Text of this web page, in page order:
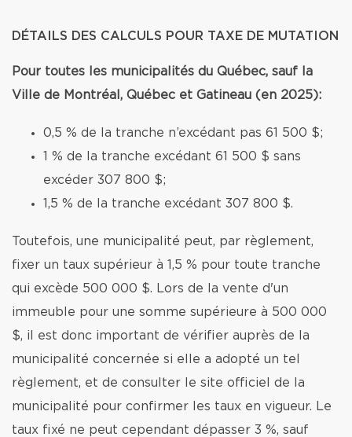
DÉTAILS DES CALCULS POUR TAXE DE MUTATION
Pour toutes les municipalités du Québec, sauf la
Ville de Montréal, Québec et Gatineau (en 2025):
0,5 % de la tranche n’excédant pas 61 500 $;
1 % de la tranche excédant 61 500 $ sans
excéder 307 800 $;
1,5 % de la tranche excédant 307 800 $.
Toutefois, une municipalité peut, par règlement,
fixer un taux supérieur à 1,5 % pour toute tranche
qui excède 500 000 $. Lors de la vente d'un
immeuble pour une somme supérieure à 500 000
$, il est donc important de vérifier auprès de la
municipalité concernée si elle a adopté un tel
règlement, et de consulter le site officiel de la
municipalité pour confirmer les taux en vigueur. Le
taux fixé ne peut cependant dépasser 3 %, sauf